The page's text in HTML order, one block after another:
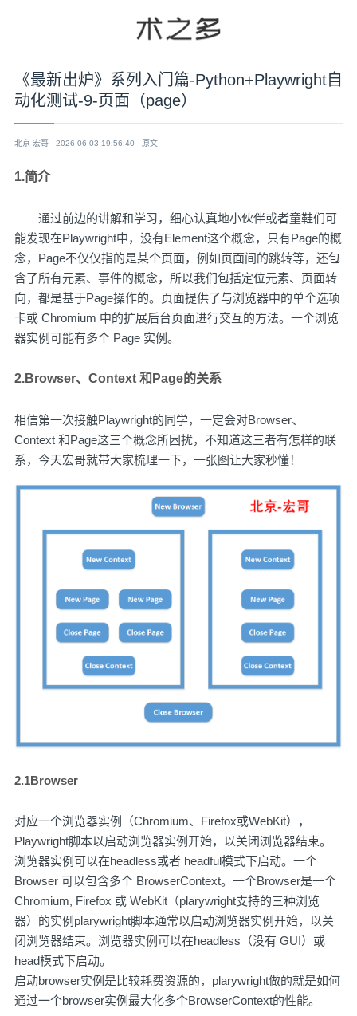
《最新出炉》系列入门篇-Python+Playwright自
动化测试-9-页面（page）
北京-宏哥 2026-06-03 19:56:40 原文
1.简介
通过前边的讲解和学习，细心认真地小伙伴或者童鞋们可
能发现在Playwright中，没有Element这个概念，只有Page的概
念，Page不仅仅指的是某个页面，例如页面间的跳转等，还包
含了所有元素、事件的概念，所以我们包括定位元素、页面转
向，都是基于Page操作的。页面提供了与浏览器中的单个选项
卡或 Chromium 中的扩展后台页面进行交互的方法。一个浏览
器实例可能有多个 Page 实例。
2.Browser、Context 和Page的关系
相信第一次接触Playwright的同学，一定会对Browser、
Context 和Page这三个概念所困扰，不知道这三者有怎样的联
系，今天宏哥就带大家梳理一下，一张图让大家秒懂！
2.1Browser
对应一个浏览器实例（Chromium、Firefox或WebKit），
Playwright脚本以启动浏览器实例开始，以关闭浏览器结束。
浏览器实例可以在headless或者 headful模式下启动。一个
Browser 可以包含多个 BrowserContext。一个Browser是一个
Chromium, Firefox 或 WebKit（plarywright支持的三种浏览
器）的实例plarywright脚本通常以启动浏览器实例开始，以关
闭浏览器结束。浏览器实例可以在headless（没有 GUI）或
head模式下启动。
启动browser实例是比较耗费资源的，plarywright做的就是如何
通过一个browser实例最大化多个BrowserContext的性能。